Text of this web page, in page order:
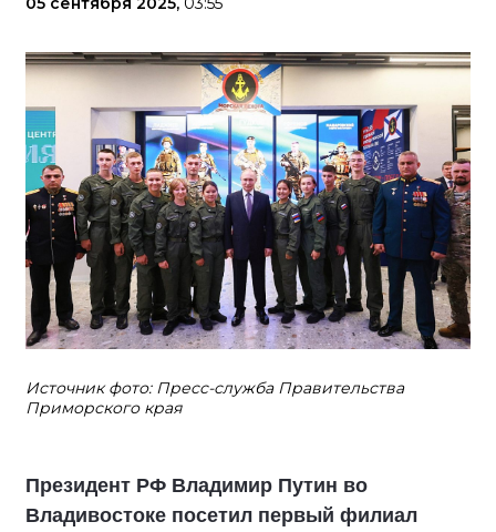
Источник фото: Пресс-служба Правительства
Приморского края
Президент РФ Владимир Путин во
Владивостоке посетил первый филиал